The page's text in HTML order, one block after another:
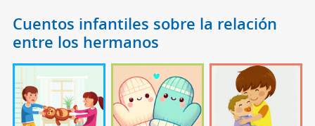
Cuentos infantiles sobre la relación
entre los hermanos